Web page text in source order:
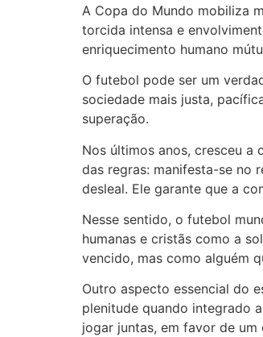
A Copa do Mundo mobiliza
torcida intensa e
enriquecimento humano
O futebol pode ser um
sociedade mais justa,
superação.
Nos últimos anos, cresceu
das regras: manifesta-se no
desleal. Ele garante que a
Nesse sentido, o futebol
humanas e cristãs como a
vencido, mas como alguém
Outro aspecto essencial do
plenitude quando integrado
jogar juntas, em favor de